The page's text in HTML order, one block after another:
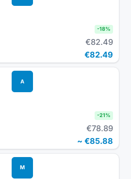
-18%
€82.49
€82.49
A
-21%
€78.89
~ €85.88
M